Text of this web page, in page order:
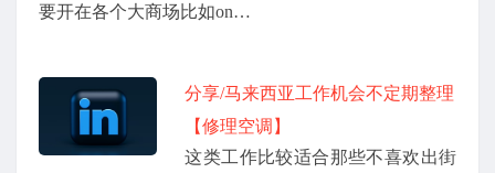
要开在各个大商场比如on…
分享/马来西亚工作机会不定期整理
【修理空调】
这类工作比较适合那些不喜欢出街